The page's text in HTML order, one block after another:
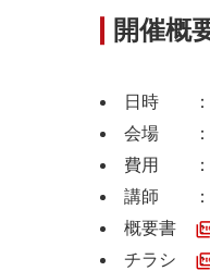
開催概
日時 ：
会場 ：高
費用 ：
講師 ：ス
概要書 ：
チラシ ：